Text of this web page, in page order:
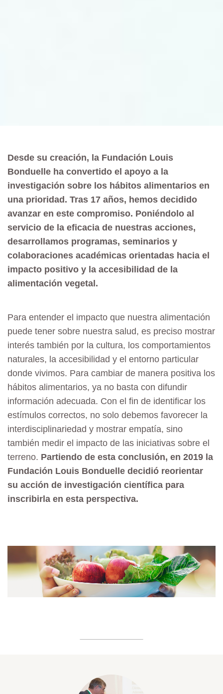
Desde su creación, la Fundación Louis
Bonduelle ha convertido el apoyo a la
investigación sobre los hábitos alimentarios en
una prioridad. Tras 17 años, hemos decidido
avanzar en este compromiso. Poniéndolo al
servicio de la eficacia de nuestras acciones,
desarrollamos programas, seminarios y
colaboraciones académicas orientadas hacia el
impacto positivo y la accesibilidad de la
alimentación vegetal.
Para entender el impacto que nuestra alimentación
puede tener sobre nuestra salud, es preciso mostrar
interés también por la cultura, los comportamientos
naturales, la accesibilidad y el entorno particular
donde vivimos. Para cambiar de manera positiva los
hábitos alimentarios, ya no basta con difundir
información adecuada. Con el fin de identificar los
estímulos correctos, no solo debemos favorecer la
interdisciplinariedad y mostrar empatía, sino
también medir el impacto de las iniciativas sobre el
terreno. Partiendo de esta conclusión, en 2019 la
Fundación Louis Bonduelle decidió reorientar
su acción de investigación científica para
inscribirla en esta perspectiva.